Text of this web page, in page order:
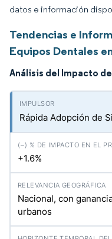
datos e información
Tendencias e
Equipos Dentales
Análisis del Impacto
Rápida Adopción de
+1.6%
Nacional, con
urbanos